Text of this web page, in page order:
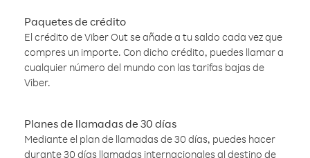
Paquetes de crédito
El crédito de Viber Out se añade a tu saldo cada vez que
compres un importe. Con dicho crédito, puedes llamar a
cualquier número del mundo con las tarifas bajas de
Viber.
Planes de llamadas de 30 días
Mediante el plan de llamadas de 30 días, puedes hacer
durante 30 días llamadas internacionales al destino de